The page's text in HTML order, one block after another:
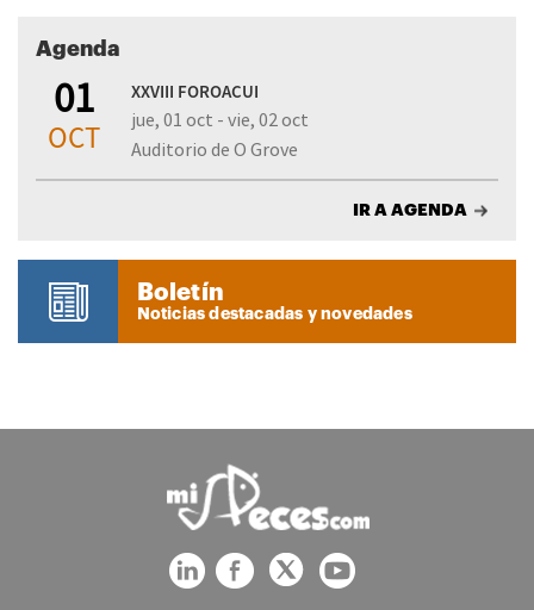
Agenda
01
OCT
XXVIII FOROACUI
jue, 01 oct - vie, 02 oct
Auditorio de O Grove
IR A AGENDA
Boletín
Noticias destacadas y novedades